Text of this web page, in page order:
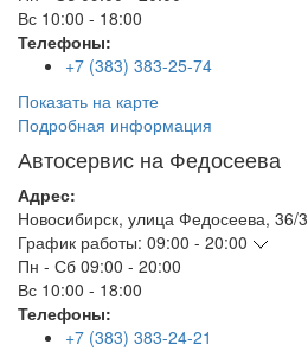
Вс 10:00 - 18:00
Телефоны:
+7 (383) 383-25-74
Показать на карте
Подробная информация
Автосервис на Федосеева
Адрес:
Новосибирск, улица Федосеева, 36/3
График работы: 09:00 - 20:00
Пн - Сб 09:00 - 20:00
Вс 10:00 - 18:00
Телефоны:
+7 (383) 383-24-21